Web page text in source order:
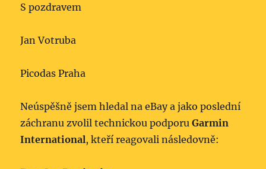
S pozdravem
Jan Votruba
Picodas Praha
Neúspěšně jsem hledal na eBay a jako poslední
záchranu zvolil technickou podporuGarmin
International, kteří reagovali následovně: